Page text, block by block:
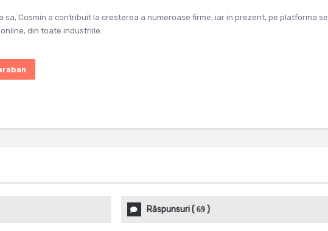
sa, Cosmin a contribuit la cresterea a numeroase firme, iar in prezent, pe platforma se
din toate industriile.
Răspunsuri( 69)